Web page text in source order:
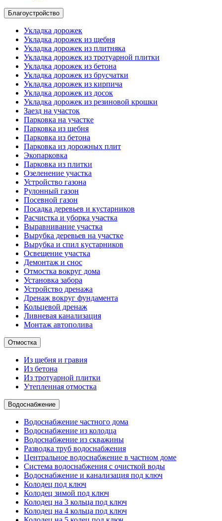
Благоустройство
Укладка дорожек
Укладка дорожек из щебня
Укладка дорожек из плитняка
Укладка дорожек из тротуарной плитки
Укладка дорожек из бетона
Укладка дорожек из брусчатки
Укладка дорожек из кирпича
Укладка дорожек из досок
Укладка дорожек из резиновой крошки
Заезд на участок
Парковка на участке
Парковка из щебня
Парковка из бетона
Парковка из дорожных плит
Экопарковка
Парковка из плитки
Озеленение участка
Устройство газона
Рулонный газон
Посевной газон
Посадка деревьев и кустарников
Расчистка и уборка участка
Выравнивание участка
Вырубка деревьев на участке
Вырубка и спил кустарников
Освещение участка
Демонтаж и снос
Отмостка вокруг дома
Установка забора
Устройство дренажа
Дренаж вокруг фундамента
Кольцевой дренаж
Ливневая канализация
Монтаж автополива
Отмостка
Из щебня и гравия
Из бетона
Из тротуарной плитки
Утепленная отмостка
Водоснабжение
Водоснабжение частного дома
Водоснабжение из колодца
Водоснабжение из скважины
Разводка труб водоснабжения
Центральное водоснабжение в частном доме
Система водоснабжения с очисткой воды
Водоснабжение и канализация под ключ
Колодец под ключ
Колодец зимой под ключ
Колодец на 3 кольца под ключ
Колодец на 4 кольца под ключ